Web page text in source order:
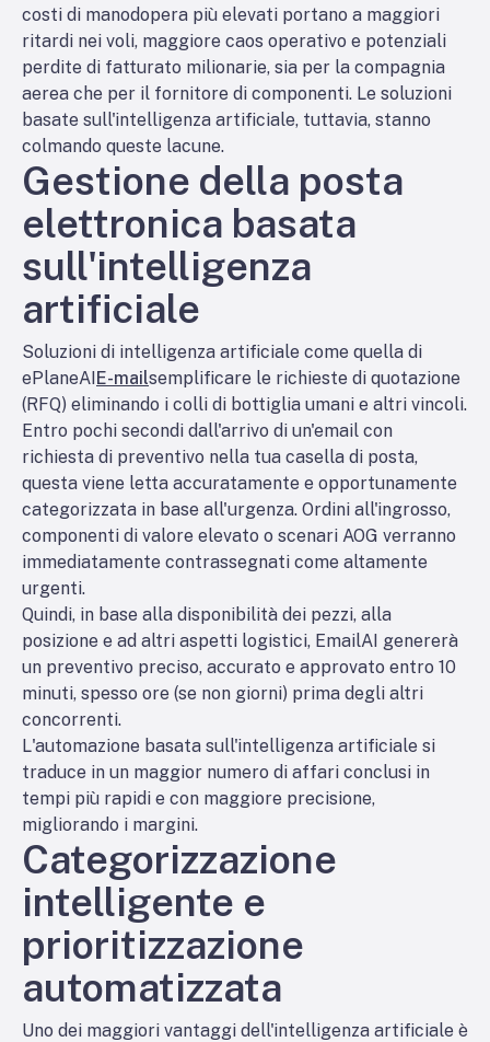
costi di manodopera più elevati portano a maggiori
ritardi nei voli, maggiore caos operativo e potenziali
perdite di fatturato milionarie, sia per la compagnia
aerea che per il fornitore di componenti. Le soluzioni
basate sull'intelligenza artificiale, tuttavia, stanno
colmando queste lacune.
Gestione della posta
elettronica basata
sull'intelligenza
artificiale
Soluzioni di intelligenza artificiale come quella di
ePlaneAIE-mailsemplificare le richieste di quotazione
(RFQ) eliminando i colli di bottiglia umani e altri vincoli.
Entro pochi secondi dall'arrivo di un'email con
richiesta di preventivo nella tua casella di posta,
questa viene letta accuratamente e opportunamente
categorizzata in base all'urgenza. Ordini all'ingrosso,
componenti di valore elevato o scenari AOG verranno
immediatamente contrassegnati come altamente
urgenti.
Quindi, in base alla disponibilità dei pezzi, alla
posizione e ad altri aspetti logistici, EmailAI genererà
un preventivo preciso, accurato e approvato entro 10
minuti, spesso ore (se non giorni) prima degli altri
concorrenti.
L'automazione basata sull'intelligenza artificiale si
traduce in un maggior numero di affari conclusi in
tempi più rapidi e con maggiore precisione,
migliorando i margini.
Categorizzazione
intelligente e
prioritizzazione
automatizzata
Uno dei maggiori vantaggi dell'intelligenza artificiale è